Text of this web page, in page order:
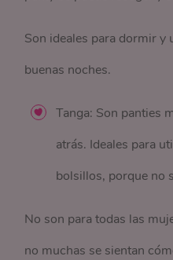
Son ideales para dormir y
buenas noches.
Tanga: Son panties
atrás. Ideales para
bolsillos, porque no
No son para todas las
no muchas se sientan